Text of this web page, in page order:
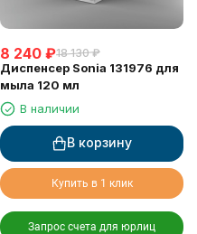
8 240 ₽18 130 ₽
Диспенсер Sonia 131976 для
мыла 120 мл
В наличии
В корзину
Купить в 1 клик
Запрос счета для юрлиц